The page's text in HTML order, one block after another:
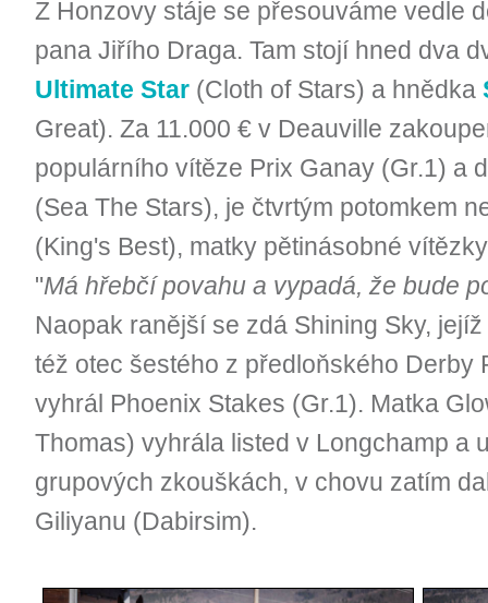
Z Honzovy stáje se přesouváme vedle
pana Jiřího Draga. Tam stojí hned dva
Ultimate Star (Cloth of Stars) a hnědka
Great). Za 11.000 € v Deauville
populárního vítěze Prix Ganay (Gr.1) a
(Sea The Stars), je čtvrtým potomkem
(King's Best), matky pětinásobné
"Má hřebčí povahu a vypadá, že bude
Naopak ranější se zdá Shining Sky,
též otec šestého z předloňského Derby
vyhrál Phoenix Stakes (Gr.1). Matka
Thomas) vyhrála listed v Longchamp a
grupových zkouškách, v chovu zatím
Giliyanu (Dabirsim).